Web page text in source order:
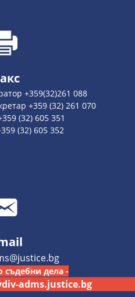
+359(32)261 088
+359 (32) 261 070
(32) 605 351
(32) 605 352
дела -
adms.justice.bg